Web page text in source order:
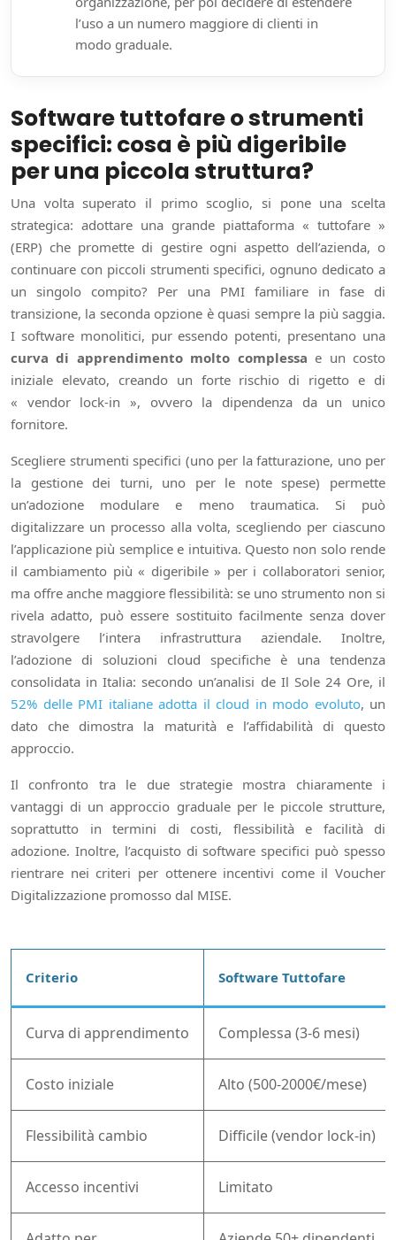
l’uso a un numero maggiore di clienti in
modo graduale.
Software tuttofare o strumenti
specifici: cosa è più digeribile
per una piccola struttura?
Una volta superato il primo scoglio, si pone una scelta
strategica: adottare una grande piattaforma « tuttofare »
(ERP) che promette di gestire ogni aspetto dell’azienda, o
continuare con piccoli strumenti specifici, ognuno dedicato a
un singolo compito? Per una PMI familiare in fase di
transizione, la seconda opzione è quasi sempre la più saggia.
I software monolitici, pur essendo potenti, presentano una
curva di apprendimento molto complessa e un costo
iniziale elevato, creando un forte rischio di rigetto e di
« vendor lock-in », ovvero la dipendenza da un unico
fornitore.
Scegliere strumenti specifici (uno per la fatturazione, uno per
la gestione dei turni, uno per le note spese) permette
un’adozione modulare e meno traumatica. Si può
digitalizzare un processo alla volta, scegliendo per ciascuno
l’applicazione più semplice e intuitiva. Questo non solo rende
il cambiamento più « digeribile » per i collaboratori senior,
ma offre anche maggiore flessibilità: se uno strumento non si
rivela adatto, può essere sostituito facilmente senza dover
stravolgere l’intera infrastruttura aziendale. Inoltre,
l’adozione di soluzioni cloud specifiche è una tendenza
consolidata in Italia: secondo un’analisi de Il Sole 24 Ore, il
52% delle PMI italiane adotta il cloud in modo evoluto, un
dato che dimostra la maturità e l’affidabilità di questo
approccio.
Il confronto tra le due strategie mostra chiaramente i
vantaggi di un approccio graduale per le piccole strutture,
soprattutto in termini di costi, flessibilità e facilità di
adozione. Inoltre, l’acquisto di software specifici può spesso
rientrare nei criteri per ottenere incentivi come il Voucher
Digitalizzazione promosso dal MISE.
Criterio Software Tuttofare
Curva di apprendimento Complessa (3-6 mesi)
Costo iniziale Alto (500-2000€/mese)
Flessibilità cambio Difficile (vendor lock-in)
Accesso incentivi Limitato